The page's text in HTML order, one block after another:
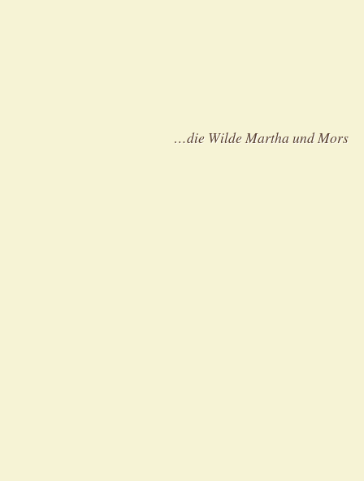
…die Wilde Martha und Mors